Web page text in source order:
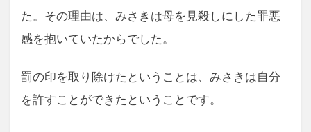
た。その理由は、みさきは母を見殺しにした罪悪
感を抱いていたからでした。
罰の印を取り除けたということは、みさきは自分
を許すことができたということです。